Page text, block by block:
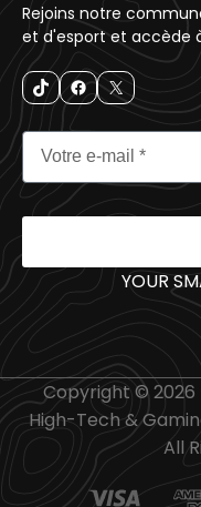
Rejoins notre
et d'esport et accède
YOUR
Copyright ©
High-Tech &
All